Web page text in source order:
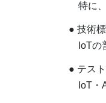
特に、
● 技術
IoTの
● テス
IoT・